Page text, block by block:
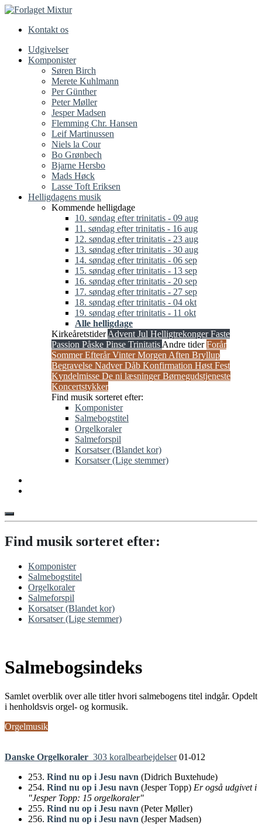
Kontakt os
Udgivelser
Komponister
Søren Birch
Merete Kuhlmann
Per Günther
Peter Møller
Jesper Madsen
Flemming Chr. Hansen
Leif Martinussen
Niels la Cour
Bo Grønbech
Bjarne Hersbo
Mads Høck
Lasse Toft Eriksen
Helligdagens musik
Kommende helligdage
10. søndag efter trinitatis - 09 aug
11. søndag efter trinitatis - 16 aug
12. søndag efter trinitatis - 23 aug
13. søndag efter trinitatis - 30 aug
14. søndag efter trinitatis - 06 sep
15. søndag efter trinitatis - 13 sep
16. søndag efter trinitatis - 20 sep
17. søndag efter trinitatis - 27 sep
18. søndag efter trinitatis - 04 okt
19. søndag efter trinitatis - 11 okt
Alle helligdage
Kirkeåretstider Advent Jul HelligtrekongerFaste
Passion Påske Pinse Trinitatis Andre tider Forår
SommerEfterårVinterMorgen Aften Bryllup
Begravelse NadverDåb Konfirmation Høst Fest
Kyndelmisse De ni læsningerBørnegudstjeneste
Koncertstykker
Find musik sorteret efter:
Komponister
Salmebogstitel
Orgelkoraler
Salmeforspil
Korsatser (Blandet kor)
Korsatser (Lige stemmer)
Find musik sorteret efter:
Komponister
Salmebogstitel
Orgelkoraler
Salmeforspil
Korsatser (Blandet kor)
Korsatser (Lige stemmer)
Salmebogsindeks
Samlet overblik over alle titler hvori salmebogens titel indgår. Opdelt
i henholdsvis orgel- og kormusik.
Orgelmusik
Danske Orgelkoraler 303 koralbearbejdelser 01-012
253. Rind nu op i Jesu navn (Didrich Buxtehude)
254. Rind nu op i Jesu navn (Jesper Topp) Er også udgivet i
"Jesper Topp: 15 orgelkoraler"
255. Rind nu op i Jesu navn (Peter Møller)
256. Rind nu op i Jesu navn (Jesper Madsen)